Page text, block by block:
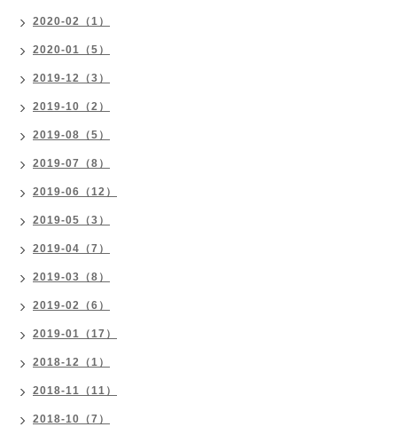
2020-02（1）
2020-01（5）
2019-12（3）
2019-10（2）
2019-08（5）
2019-07（8）
2019-06（12）
2019-05（3）
2019-04（7）
2019-03（8）
2019-02（6）
2019-01（17）
2018-12（1）
2018-11（11）
2018-10（7）